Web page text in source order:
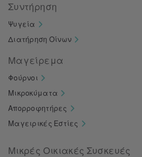
Συντήρηση
Ψυγεία
Διατήρηση Οίνων
Μαγείρεμα
Φούρνοι
Μικροκύματα
Απορροφητήρες
Μαγειρικές Εστίες
Μικρές Οικιακές Συσκευές